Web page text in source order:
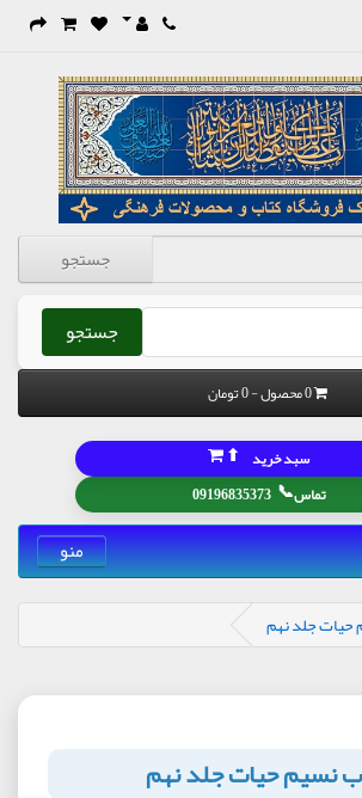
جستجو
جستجو
0 محصول - 0 تومان
تماس📞
09196835373
سبد خرید ⬆
منو
حیات جلد نهم
نسیم حیات جلد نهم